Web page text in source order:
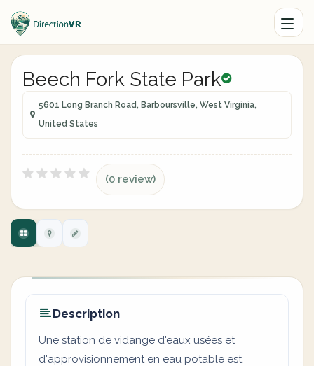
Beech Fork State Park
5601 Long Branch Road, Barboursville, West Virginia,
United States
(0 review)
Description
Une station de vidange d'eaux usées et
d'approvisionnement en eau potable est